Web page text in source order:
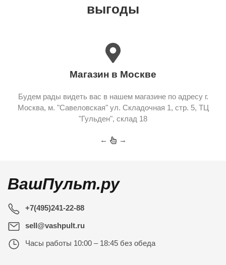
выгоды
Магазин в Москве
Будем рады видеть вас в нашем магазине по адресу г.
Москва, м. "Савеловская" ул. Складочная 1, стр. 5, ТЦ
"Гульден", склад 18
← →
ВашПульт.ру
+7(495)241-22-88
sell@vashpult.ru
Часы работы 10:00 – 18:45 без обеда